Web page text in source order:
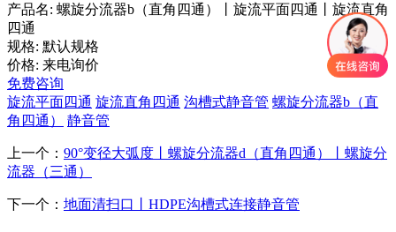
产品名: 螺旋分流器b（直角四通）丨旋流平面四通丨旋流直角
四通
规格: 默认规格
价格: 来电询价
免费咨询
旋流平面四通 旋流直角四通 沟槽式静音管 螺旋分流器b（直
角四通）
静音管
上一个： 90°变径大弧度丨螺旋分流器d（直角四通）丨螺旋分
流器（三通）
下一个： 地面清扫口丨HDPE沟槽式连接静音管